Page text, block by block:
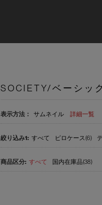
SOCIETY/ベーシック
表示方法： サムネイル 詳細一覧
すべて ピロケース(6)
すべて 国内在庫品(38)